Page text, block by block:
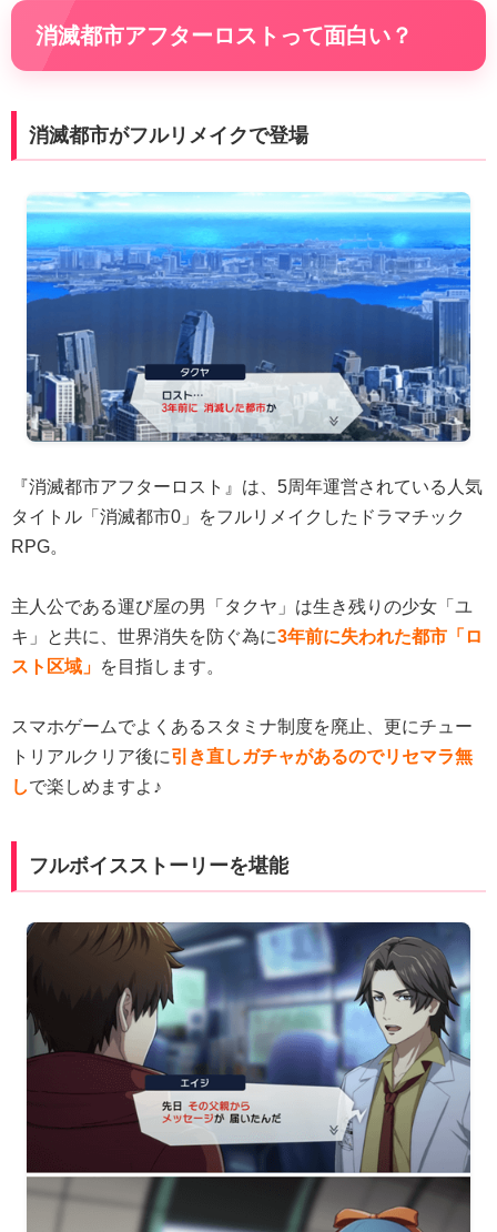
消滅都市アフターロストって面白い？
消滅都市がフルリメイクで登場
『消滅都市アフターロスト』は、5周年運営されている人気
タイトル「消滅都市0」をフルリメイクしたドラマチック
RPG。
主人公である運び屋の男「タクヤ」は生き残りの少女「ユ
キ」と共に、世界消失を防ぐ為に3年前に失われた都市「ロ
スト区域」 を目指します。
スマホゲームでよくあるスタミナ制度を廃止、更にチュー
トリアルクリア後に引き直しガチャがあるのでリセマラ無
しで楽しめますよ♪
フルボイスストーリーを堪能